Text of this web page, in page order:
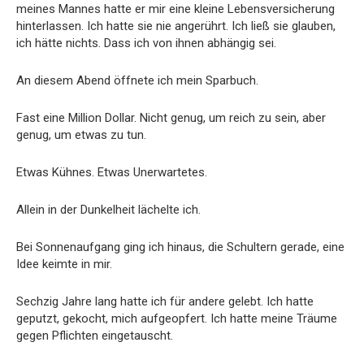
meines Mannes hatte er mir eine kleine Lebensversicherung
hinterlassen. Ich hatte sie nie angerührt. Ich ließ sie glauben,
ich hätte nichts. Dass ich von ihnen abhängig sei.
An diesem Abend öffnete ich mein Sparbuch.
Fast eine Million Dollar. Nicht genug, um reich zu sein, aber
genug, um etwas zu tun.
Etwas Kühnes. Etwas Unerwartetes.
Allein in der Dunkelheit lächelte ich.
Bei Sonnenaufgang ging ich hinaus, die Schultern gerade, eine
Idee keimte in mir.
Sechzig Jahre lang hatte ich für andere gelebt. Ich hatte
geputzt, gekocht, mich aufgeopfert. Ich hatte meine Träume
gegen Pflichten eingetauscht.